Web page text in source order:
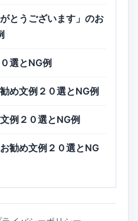
とうございます」のお
選とNG例
め文例２０選とNG例
例２０選とNG例
勧め文例２０選とNG